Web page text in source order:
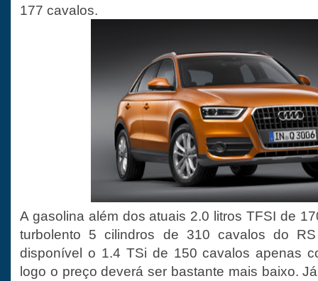
177 cavalos.
A gasolina além dos atuais 2.0 litros TFSI de
turbolento 5 cilindros de 310 cavalos do
disponível o 1.4 TSi de 150 cavalos apenas
logo o preço deverá ser bastante mais baixo.